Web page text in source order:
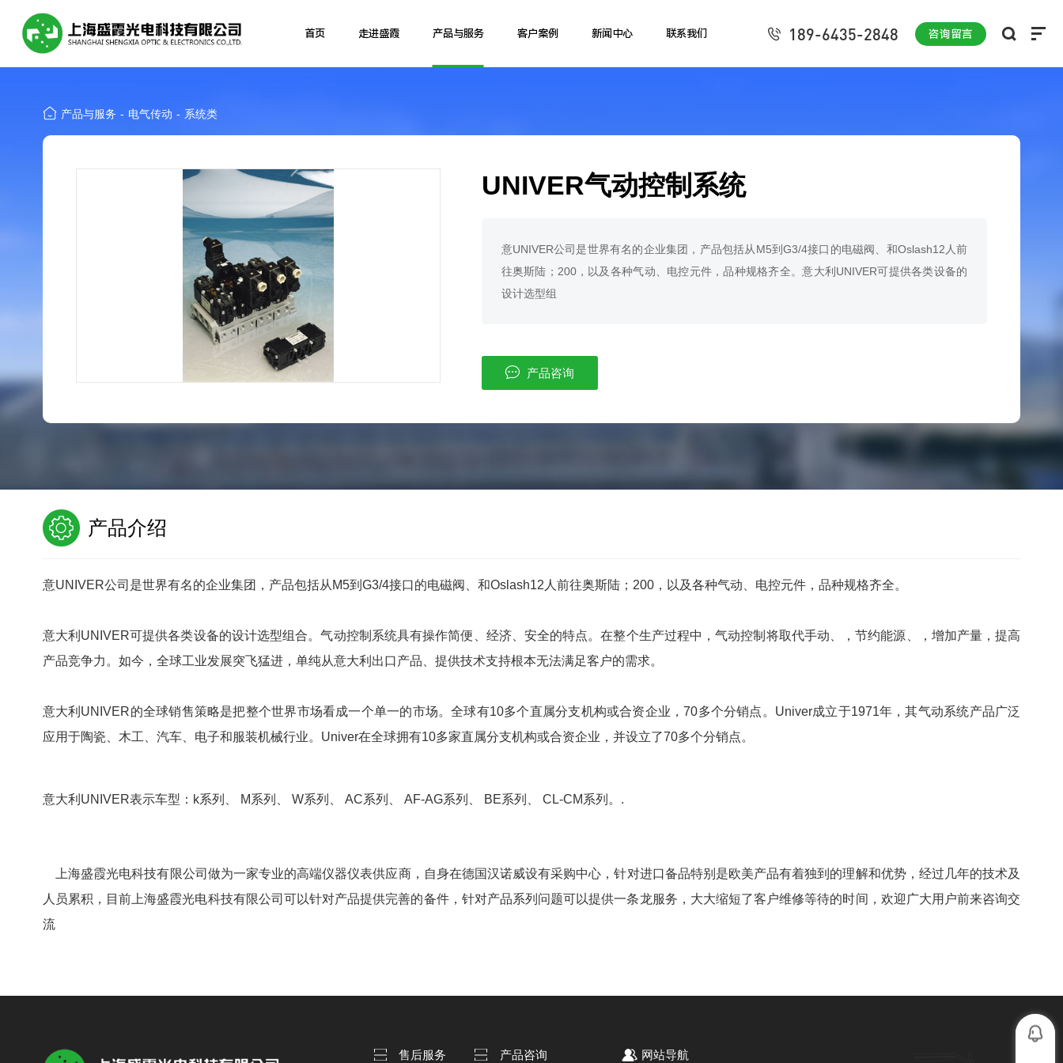
首页 走进盛霞 产品与服务 客户案例 新闻中心 联系我们 189-6435-2848 咨询留言
产品与服务 - 电气传动 - 系统类
UNIVER气动控制系统
意UNIVER公司是世界有名的企业集团，产品包括从M5到G3/4接口的电磁阀、和Oslash12人前
往奥斯陆；200，以及各种气动、电控元件，品种规格齐全。意大利UNIVER可提供各类设备的
设计选型组
产品咨询
产品介绍
意UNIVER公司是世界有名的企业集团，产品包括从M5到G3/4接口的电磁阀、和Oslash12人前往奥斯陆；200，以及各种气动、电控元件，品种规格齐全。
意大利UNIVER可提供各类设备的设计选型组合。气动控制系统具有操作简便、经济、安全的特点。在整个生产过程中，气动控制将取代手动、，节约能源、，增加产量，提高
产品竞争力。如今，全球工业发展突飞猛进，单纯从意大利出口产品、提供技术支持根本无法满足客户的需求。
意大利UNIVER的全球销售策略是把整个世界市场看成一个单一的市场。全球有10多个直属分支机构或合资企业，70多个分销点。Univer成立于1971年，其气动系统产品广泛
应用于陶瓷、木工、汽车、电子和服装机械行业。Univer在全球拥有10多家直属分支机构或合资企业，并设立了70多个分销点。
意大利UNIVER表示车型：k系列、 M系列、 W系列、 AC系列、 AF-AG系列、 BE系列、 CL-CM系列。.
上海盛霞光电科技有限公司做为一家专业的高端仪器仪表供应商，自身在德国汉诺威设有采购中心，针对进口备品特别是欧美产品有着独到的理解和优势，经过几年的技术及
人员累积，目前上海盛霞光电科技有限公司可以针对产品提供完善的备件，针对产品系列问题可以提供一条龙服务，大大缩短了客户维修等待的时间，欢迎广大用户前来咨询交
流
售后服务 产品咨询 网站导航
立即提交